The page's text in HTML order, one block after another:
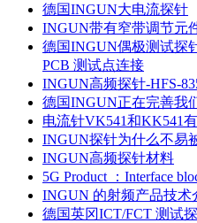
德国INGUN大电流探针
INGUN带有窄带调节元
德国INGUN偶极测试探
PCB 测试点连接
INGUN高频探针-HFS-
德国INGUN正在完善我
电流针VK541和KK541
INGUN探针为什么不易
INGUN高频探针材料
5G Product ：Interface
INGUN 的射频产品技术
德国英冈ICT/FCT 测试